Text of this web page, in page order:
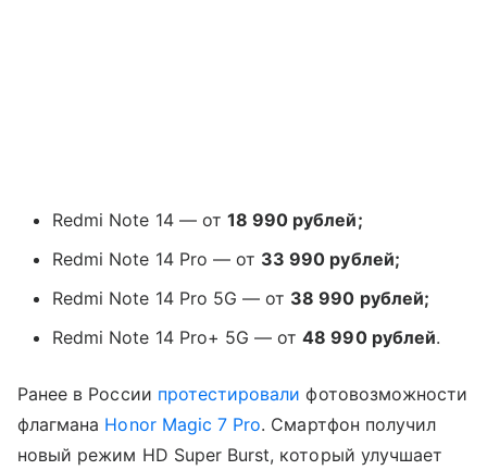
Redmi Note 14 — от 18 990 рублей;
Redmi Note 14 Pro — от 33 990 рублей;
Redmi Note 14 Pro 5G — от 38 990 рублей;
Redmi Note 14 Pro+ 5G — от48 990 рублей.
Ранее в России протестировали фотовозможности
флагмана Honor Magic 7 Pro. Смартфон получил
новый режим HD Super Burst, который улучшает